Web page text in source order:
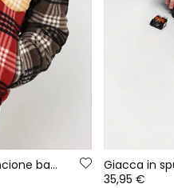
Camicia polare a quadri arancione bambino
35,95 €